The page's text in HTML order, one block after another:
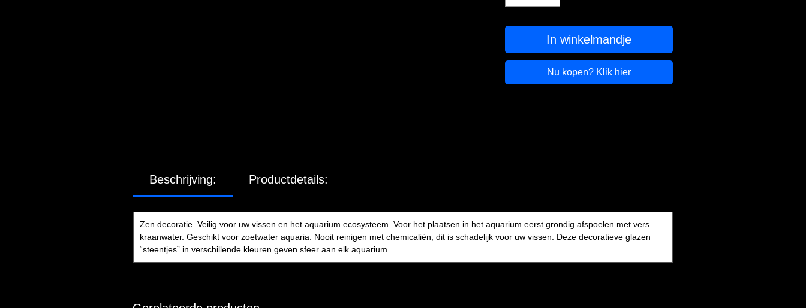
In winkelmandje
Nu kopen? Klik hier
Beschrijving: Productdetails:
Zen decoratie. Veilig voor uw vissen en het aquarium ecosysteem. Voor het plaatsen in het aquarium eerst grondig afspoelen met vers
kraanwater. Geschikt voor zoetwater aquaria. Nooit reinigen met chemicaliën, dit is schadelijk voor uw vissen. Deze decoratieve glazen
“steentjes” in verschillende kleuren geven sfeer aan elk aquarium.